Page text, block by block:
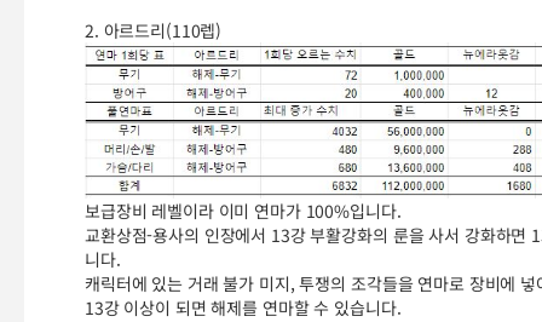
2. 아르드리(110렙)
보급장비 레벨이라 이미 연마가 100%입니다.
교환상점-용사의 인장에서 13강 부활강화의 룬을 사서 강화하면
니다.
캐릭터에 있는 거래 불가 미지, 투쟁의 조각들을 연마로 장비에
13강 이상이 되면 해제를 연마할 수 있습니다.